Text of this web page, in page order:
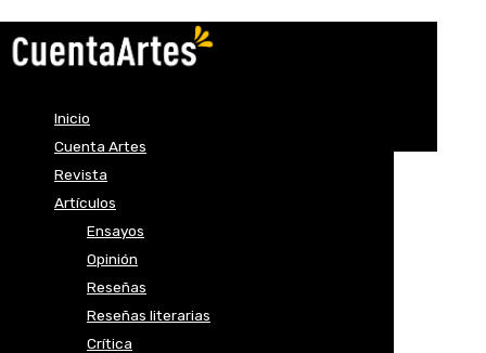
Inicio
Cuenta Artes
Revista
Artículos
Ensayos
Opinión
Reseñas
Reseñas literarias
Crítica